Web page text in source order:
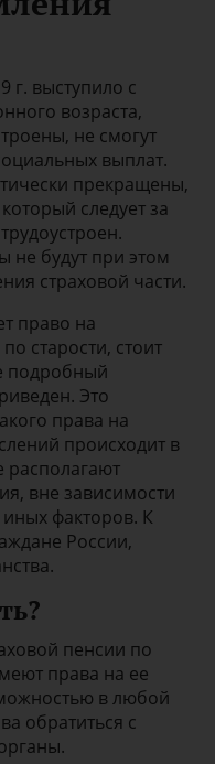
г. выступило с
возраста,
не смогут
выплат.
прекращены,
следует за
не будут при этом
страховой части.
право на
старости, стоит
подробный
Это
права на
происходит в
располагают
вне зависимости
факторов. К
России,
пенсии по
права на ее
в любой
обратиться с